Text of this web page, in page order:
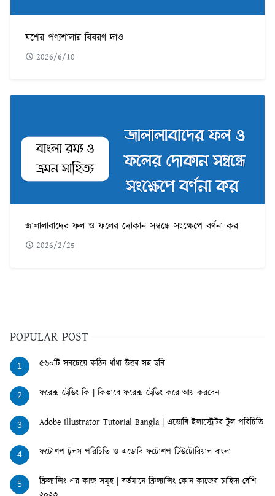
যশের পণ্যশালার বিবরণ দাও
2026/6/10
জালালাবাদের ফল ও ফলের দোকান সম্বন্ধে সংক্ষেপে বর্ণনা কর
2026/2/25
POPULAR POST
1 ৫৬০টি সবচেয়ে কঠিন ধাঁধা উত্তর সহ ছবি
2 ফরেক্স ট্রেডিং কি | কিভাবে ফরেক্স ট্রেডিং করে আয় করবেন
3 Adobe illustrator Tutorial Bangla | এডোবি ইলাস্ট্রেটর টুল পরিচিতি
4 ফটোশপ টুলস পরিচিতি ও এডোবি ফটোশপ টিউটোরিয়াল বাংলা
5
ফ্রিল্যান্সিং এর কাজ সমূহ | বর্তমানে ফ্রিল্যান্সিং কোন কাজের চাহিদা বেশি